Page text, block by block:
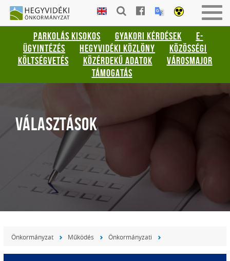
Gyorsbillentyűk
listája
Keresés:
"S"
Bejelentkezés:
HEGYVIDÉKI
ÖNKORMÁNYZAT
PARKOLÁS KISOKOS GYAKORI KÉRDÉSEK
E-
ÜGYINTÉZÉS
HEGYVIDÉKI KÖZLÖNY
KÖZÖSSÉGI
KÖLTSÉGVETÉS
KÖZÉRDEKŰ ADATOK
VÁROSMAJOR
TÁMOGATÁS
VÁLASZTÁSOK
Önkormányzat Működés Önkormányzati